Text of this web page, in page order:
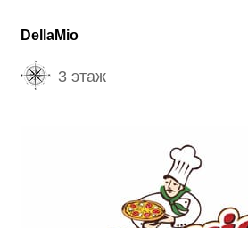
DellaMio
3 этаж